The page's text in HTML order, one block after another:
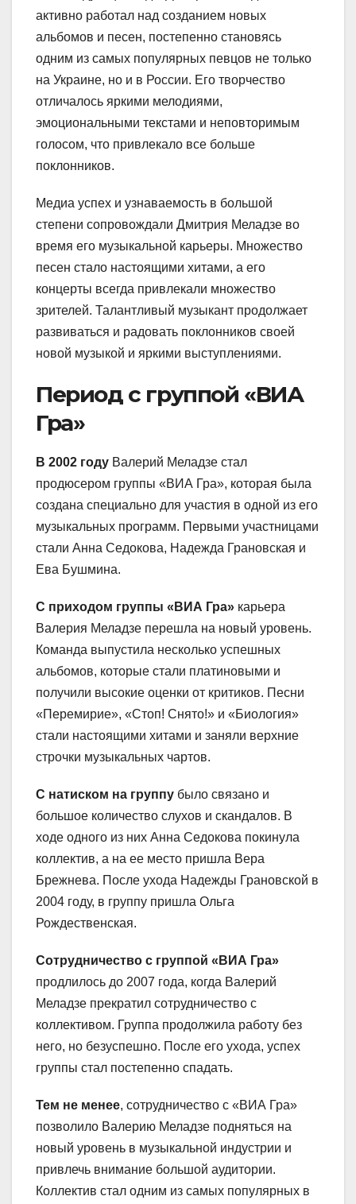
активно работал над созданием новых
альбомов и песен, постепенно становясь
одним из самых популярных певцов не только
на Украине, но и в России. Его творчество
отличалось яркими мелодиями,
эмоциональными текстами и неповторимым
голосом, что привлекало все больше
поклонников.
Медиа успех и узнаваемость в большой
степени сопровождали Дмитрия Меладзе во
время его музыкальной карьеры. Множество
песен стало настоящими хитами, а его
концерты всегда привлекали множество
зрителей. Талантливый музыкант продолжает
развиваться и радовать поклонников своей
новой музыкой и яркими выступлениями.
Период с группой «ВИА
Гра»
В 2002 году Валерий Меладзе стал
продюсером группы «ВИА Гра», которая была
создана специально для участия в одной из его
музыкальных программ. Первыми участницами
стали Анна Седокова, Надежда Грановская и
Ева Бушмина.
С приходом группы «ВИА Гра» карьера
Валерия Меладзе перешла на новый уровень.
Команда выпустила несколько успешных
альбомов, которые стали платиновыми и
получили высокие оценки от критиков. Песни
«Перемирие», «Стоп! Снято!» и «Биология»
стали настоящими хитами и заняли верхние
строчки музыкальных чартов.
С натиском на группу было связано и
большое количество слухов и скандалов. В
ходе одного из них Анна Седокова покинула
коллектив, а на ее место пришла Вера
Брежнева. После ухода Надежды Грановской в
2004 году, в группу пришла Ольга
Рождественская.
Сотрудничество с группой «ВИА Гра»
продлилось до 2007 года, когда Валерий
Меладзе прекратил сотрудничество с
коллективом. Группа продолжила работу без
него, но безуспешно. После его ухода, успех
группы стал постепенно спадать.
Тем не менее, сотрудничество с «ВИА Гра»
позволило Валерию Меладзе подняться на
новый уровень в музыкальной индустрии и
привлечь внимание большой аудитории.
Коллектив стал одним из самых популярных в